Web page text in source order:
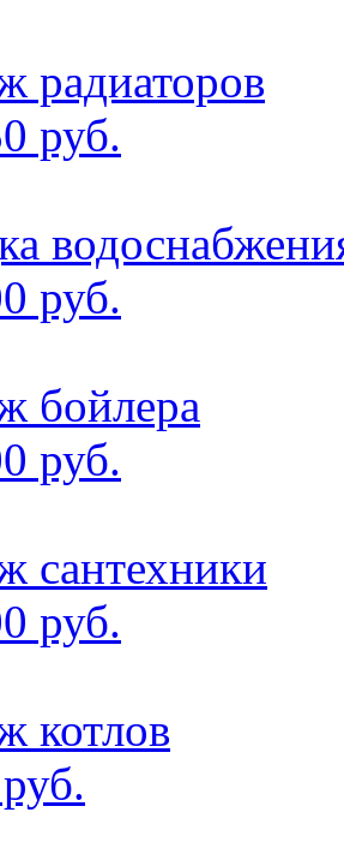
радиаторов
руб.
руб.
бойлера
руб.
сантехники
руб.
котлов